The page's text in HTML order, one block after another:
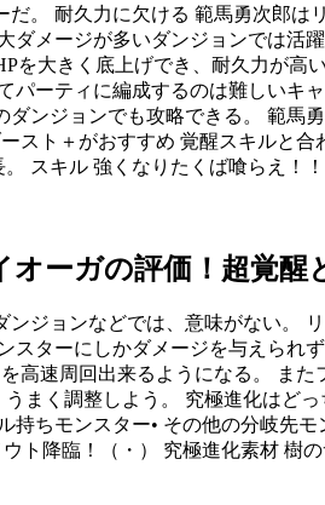
。 耐久力に欠ける 範馬勇次郎
ダメージが多いダンジョンでは活
を大きく底上げでき、耐久力が
パーティに編成するのは難しい
ンジョンでも攻略できる。 範
スト＋がおすすめ 覚醒スキルと
スキル 強くなりたくば喰らえ！
オーガの評価！超覚醒
ジョンなどでは、意味がない。
スターにしかダメージを与えら
高速周回出来るようになる。 ま
まく調整しよう。 究極進化はど
ちモンスター• その他の分岐先
ト降臨！（・） 究極進化素材 樹